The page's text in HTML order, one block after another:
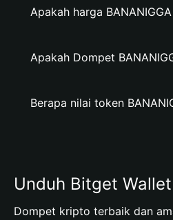
Apakah harga
Apakah Dompet
Berapa nilai token
Unduh Bitget
Dompet kripto terbaik dan